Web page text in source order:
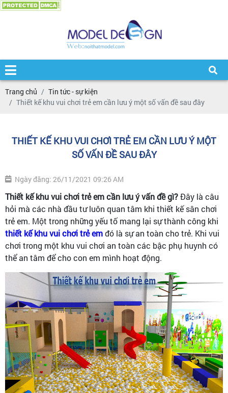
Trang chủ
Tin tức - sự kiện
Thiết kế khu vui chơi trẻ em cần lưu ý một số vấn đề sau đây
THIẾT KẾ KHU VUI CHƠI TRẺ EM CẦN LƯU Ý MỘT
SỐ VẤN ĐỀ SAU ĐÂY
Ngày đăng: 26/11/2021 09:26 AM
Thiết kế khu vui chơi trẻ em cần lưu ý vấn đề gì?Đây là câu
hỏi mà các nhà đầu tư luôn quan tâm khi thiết kế sân chơi
trẻ em. Một trong những yếu tố mang lại sự thành công khi
thiết kế khu vui chơi trẻ emđó là sự an toàn cho trẻ. Khi vui
chơi trong một khu vui chơi an toàn các bậc phụ huynh có
thể an tâm để cho con em mình hoạt động.